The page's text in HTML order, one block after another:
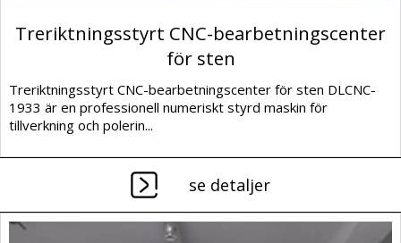
Treriktningsstyrt CNC-bearbetningscenter
för sten
Treriktningsstyrt CNC-bearbetningscenter för sten DLCNC-
1933 är en professionell numeriskt styrd maskin för
tillverkning och polerin...
se detaljer